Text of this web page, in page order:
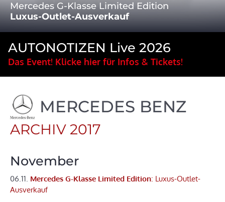
Mercedes G-Klasse Limited Edition
Luxus-Outlet-Ausverkauf
AUTONOTIZEN Live 2026
Das Event! Klicke hier für Infos & Tickets!
MERCEDES BENZ
ARCHIV 2017
November
06.11. Mercedes G-Klasse Limited Edition: Luxus-Outlet-
Ausverkauf